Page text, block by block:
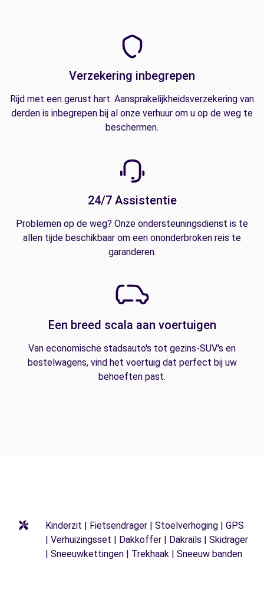
Verzekering inbegrepen
Rijd met een gerust hart. Aansprakelijkheidsverzekering van
derden is inbegrepen bij al onze verhuur om u op de weg te
beschermen.
24/7 Assistentie
Problemen op de weg? Onze ondersteuningsdienst is te
allen tijde beschikbaar om een ononderbroken reis te
garanderen.
Een breed scala aan voertuigen
Van economische stadsauto's tot gezins-SUV's en
bestelwagens, vind het voertuig dat perfect bij uw
behoeften past.
Kinderzit | Fietsendrager | Stoelverhoging | GPS
| Verhuizingsset | Dakkoffer | Dakrails | Skidrager
| Sneeuwkettingen | Trekhaak | Sneeuw banden